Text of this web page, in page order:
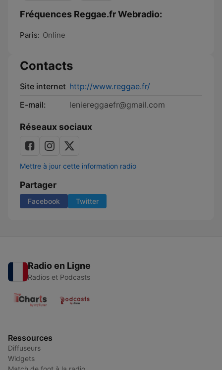
Fréquences Reggae.fr Webradio:
Paris: Online
Contacts
Site internet http://www.reggae.fr/
E-mail:
leniereggaefr@gmail.com
Réseaux sociaux
Mettre à jour cette information radio
Partager
Facebook Twitter
Radio en Ligne
Radios et Podcasts
Ressources
Diffuseurs
Widgets